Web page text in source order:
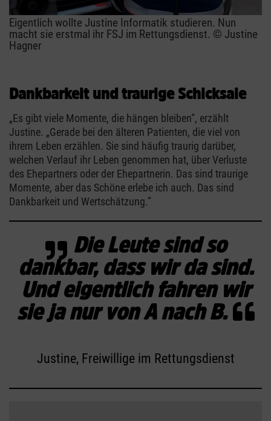
Eigentlich wollte Justine Informatik studieren. Nun
macht sie erstmal ihr FSJ im Rettungsdienst. © Justine
Hagner
Dankbarkeit und traurige Schicksale
„Es gibt viele Momente, die hängen bleiben“, erzählt
Justine. „Gerade bei den älteren Patienten, die viel von
ihrem Leben erzählen. Sie sind häufig traurig darüber,
welchen Verlauf ihr Leben genommen hat, über Verluste
des Ehepartners oder der Ehepartnerin. Das sind traurige
Momente, aber das Schöne erlebe ich auch. Das sind
Dankbarkeit und Wertschätzung.”
Die Leute sind so
dankbar, dass wir da sind.
Und eigentlich fahren wir
sie ja nur von A nach B.
Justine, Freiwillige im Rettungsdienst